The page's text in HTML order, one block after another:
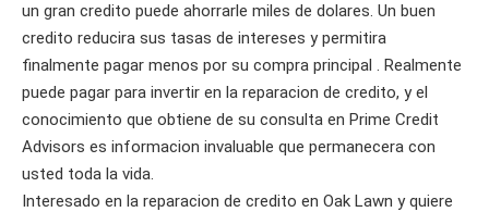
un gran credito puede ahorrarle miles de dolares. Un buen
credito reducira sus tasas de intereses y permitira
finalmente pagar menos por su compra principal . Realmente
puede pagar para invertir en la reparacion de credito, y el
conocimiento que obtiene de su consulta en Prime Credit
Advisors es informacion invaluable que permanecera con
usted toda la vida.
Interesado en la reparacion de credito en Oak Lawn y quiere